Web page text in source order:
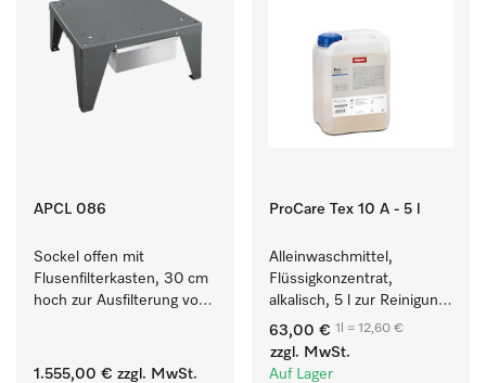
APCL 086
Sockel offen mit
Flusenfilterkasten, 30 cm
hoch zur Ausfilterung von
1.555,00 € zzgl. MwSt.
ProCare Tex 10 A - 5 l
Alleinwaschmittel,
Flüssigkonzentrat,
alkalisch, 5 l zur Reinigung
weißer Textilien und
farbechter Buntwäsche.
63,00 € 1l = 12,60 €
zzgl. MwSt.
Auf Lager